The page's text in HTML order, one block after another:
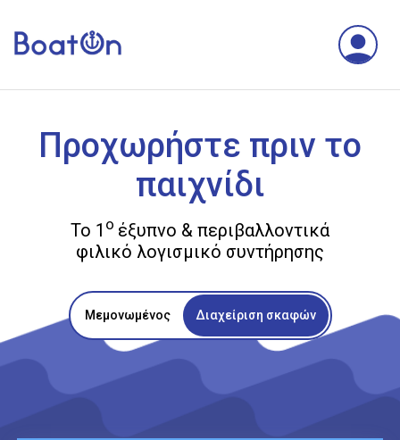
Προχωρήστε πριν το
παιχνίδι
Το 1 ο έξυπνο & περιβαλλοντικά
φιλικό λογισμικό συντήρησης
Μεμονωμένος Διαχείριση σκαφών